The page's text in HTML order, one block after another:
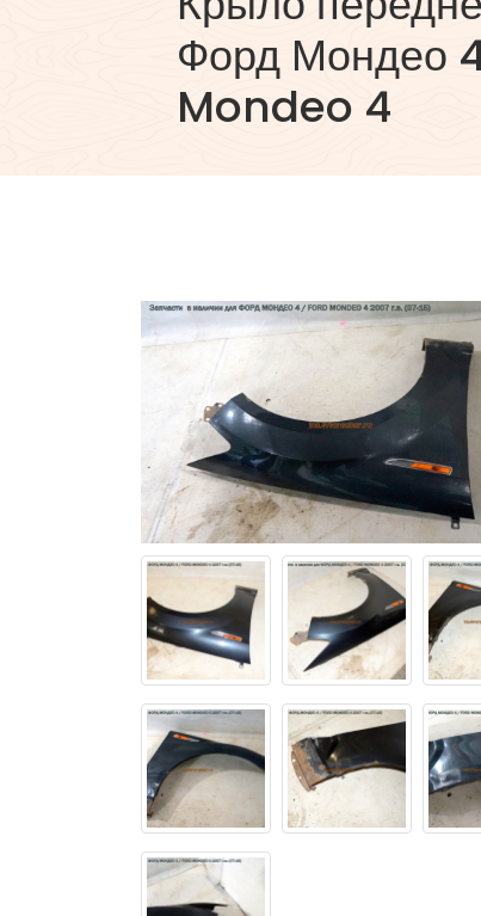
Форд Мондео
Mondeo 4